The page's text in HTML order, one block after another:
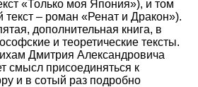
«Только моя Япония»), и том
– роман «Ренат и Дракон»).
дополнительная книга, в
и теоретические тексты.
Дмитрия Александровича
смысл присоединяться к
и в сотый раз подробно